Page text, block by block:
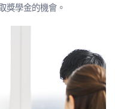
獎學金的機會。